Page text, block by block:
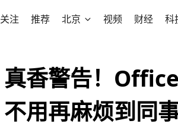
关注 推荐 北京 视频 财经 科
真香警告！
不用再麻烦到同